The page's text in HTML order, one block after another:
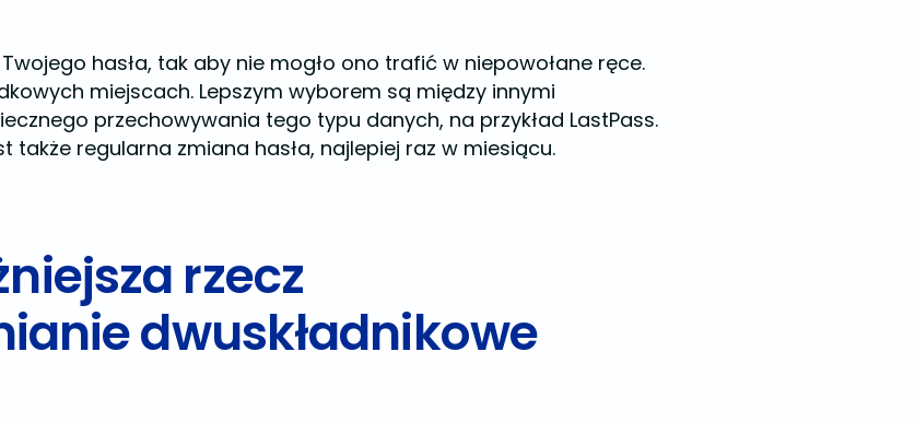
hasła, tak aby nie mogło ono trafić w niepowołane ręce.
miejscach. Lepszym wyborem są między innymi
przechowywania tego typu danych, na przykład LastPass.
także regularna zmiana hasła, najlepiej raz w miesiącu.
rzecz
dwuskładnikowe